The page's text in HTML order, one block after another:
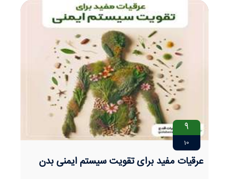
9
10
عرقیات مفید برای تقویت سیستم ایمنی بدن